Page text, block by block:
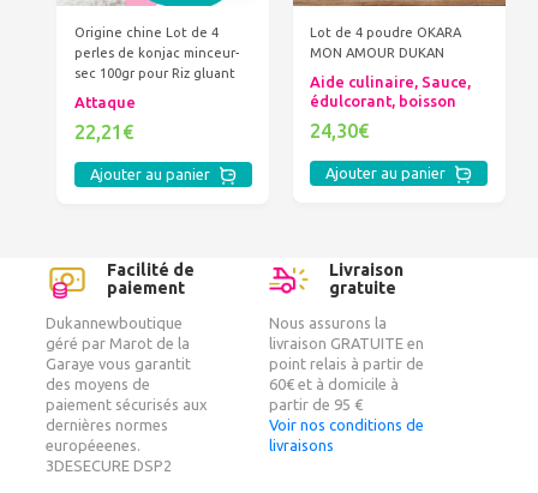
Origine chine Lot de 4
perles de konjac minceur-
sec 100gr pour Riz gluant
Attaque
22,21€
Ajouter au panier
Lot de 4 poudre OKARA
MON AMOUR DUKAN
Aide culinaire, Sauce,
édulcorant, boisson
24,30€
Ajouter au panier
Facilité de
paiement
Dukannewboutique
géré par Marot de la
Garaye vous garantit
des moyens de
paiement sécurisés aux
dernières normes
européeenes.
3DESECURE DSP2
Livraison
gratuite
Nous assurons la
livraison GRATUITE en
point relais à partir de
60€ et à domicile à
partir de 95 €
Voir nos conditions de
livraisons